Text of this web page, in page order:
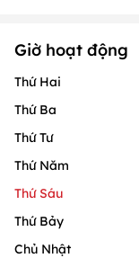
Giờ hoạt động
Thứ Hai
Thứ Ba
Thứ Tư
Thứ Năm
Thứ Sáu
Thứ Bảy
Chủ Nhật